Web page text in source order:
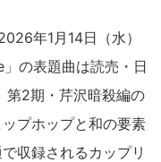
年1月14日（水）
の表題曲は読売・日
第2期・芹沢暗殺編の
プホップと和の要素
収録されるカップリ